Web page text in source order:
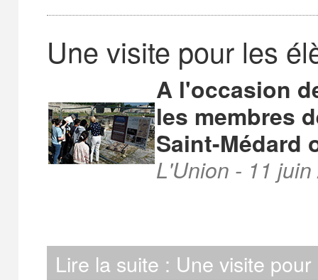
Une visite pour les
A l'occasion
les membres
Saint-
L'Union - 11
Lire la suite : Une visite